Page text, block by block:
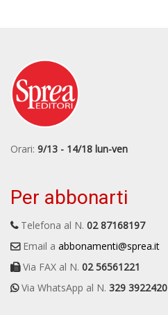
Orari: 9/13 - 14/18 lun-ven
Per abbonarti
Telefona al N. 02 87168197
Email a abbonamenti@sprea.it
Via FAX al N. 02 56561221
Via WhatsApp al N. 329 3922420